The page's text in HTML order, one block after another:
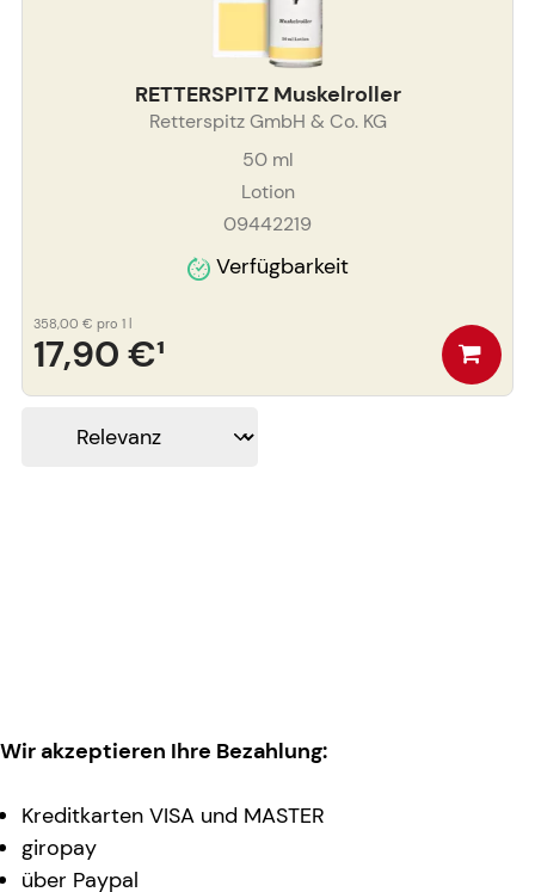
RETTERSPITZ Muskelroller
Retterspitz GmbH & Co. KG
50ml
Lotion
09442219
Verfügbarkeit
17,90 €¹
358,00 € pro 1 l
Wir akzeptieren Ihre Bezahlung:
Kreditkarten VISA und MASTER
giropay
über Paypal